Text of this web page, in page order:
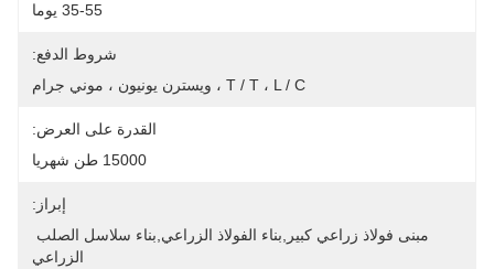
35-55 يوما
شروط الدفع:
T / T ، L / C ، ويسترن يونيون ، موني جرام
القدرة على العرض:
15000 طن شهريا
إبراز:
الزراعي